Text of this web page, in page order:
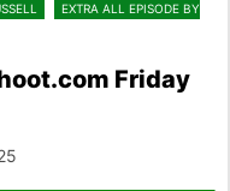
EXTRA ALL EPISODE BY
Friday